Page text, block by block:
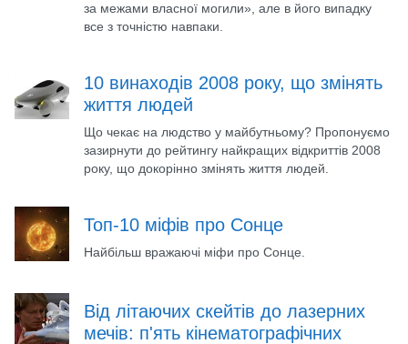
за межами власної могили», але в його випадку
все з точністю навпаки.
10 винаходів 2008 року, що змінять
життя людей
Що чекає на людство у майбутньому? Пропонуємо
зазирнути до рейтингу найкращих відкриттів 2008
року, що докорінно змінять життя людей.
Топ-10 міфів про Сонце
Найбільш вражаючі міфи про Сонце.
Від літаючих скейтів до лазерних
мечів: п'ять кінематографічних